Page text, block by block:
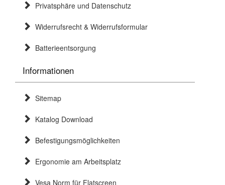
Privatsphäre und Datenschutz
Widerrufsrecht & Widerrufsformular
Batterieentsorgung
Informationen
Sitemap
Katalog Download
Befestigungsmöglichkeiten
Ergonomie am Arbeitsplatz
Vesa Norm für Flatscreen